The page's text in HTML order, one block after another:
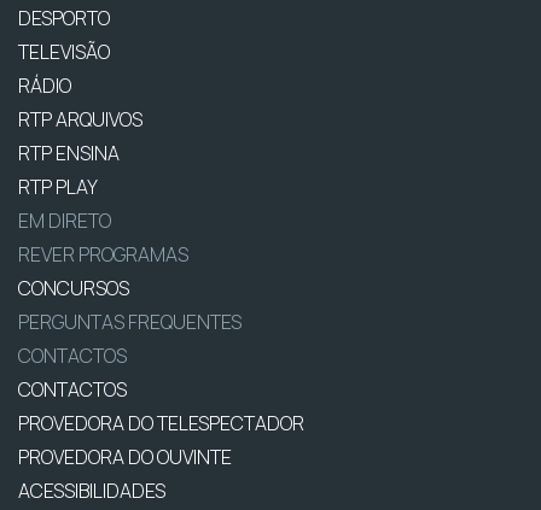
DESPORTO
TELEVISÃO
RÁDIO
RTP ARQUIVOS
RTP ENSINA
RTP PLAY
EM DIRETO
REVER PROGRAMAS
CONCURSOS
PERGUNTAS FREQUENTES
CONTACTOS
CONTACTOS
PROVEDORA DO TELESPECTADOR
PROVEDORA DO OUVINTE
ACESSIBILIDADES